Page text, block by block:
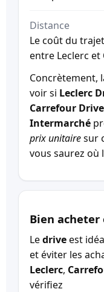
Distance
Le coût du
entre Leclerc et
Concrètement,
voir si Leclerc
Carrefour Drive
Intermarché
prix unitairesur
vous saurez où
Bien acheter
Ledriveest
et éviter les
Leclerc,
vérifiez